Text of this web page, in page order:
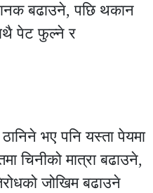
बढाउने, पछि थकान
पेट फुल्ने र
भए पनि यस्ता पेयमा
चिनीको मात्रा बढाउने,
जोखिम बढाउने